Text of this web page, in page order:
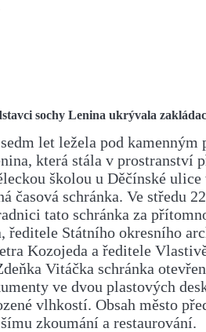
sochy Lenina ukrývala
let ležela pod kamenným
která stála v prostranství
školou u Děčínské ulice
časová schránka. Ve středu
tato schránka za
ředitele Státního okresního
Kozojeda a ředitele
Vitáčka schránka
ve dvou plastových
vlhkostí. Obsah město
zkoumání a restaurování.